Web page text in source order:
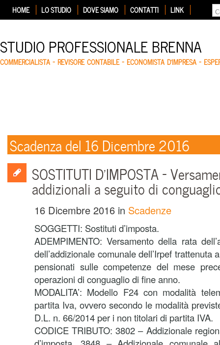
HOME LO STUDIO DOVE SIAMO CONTATTI LINK
STUDIO PROFESSIONALE BRENNA
COMMERCIALISTA – REVISORE CONTABILE – ECONOMISTA D'IMPRESA –
Scadenza del 16 Dicembre 2016
SOSTITUTI D’IMPOSTA –
addizionali a seguito di
16 Dicembre 2016 in Scadenze
SOGGETTI: Sostituti d’imposta.
ADEMPIMENTO: Versamento della rata
dell’addizionale comunale dell’Irpef trattenuta
pensionati sulle competenze del mese
operazioni di conguaglio di fine anno.
MODALITA’: Modello F24 con modalità
partita Iva, ovvero secondo le modalità
D.L. n. 66/2014 per i non titolari di partita IVA.
CODICE TRIBUTO: 3802 – Addizionale